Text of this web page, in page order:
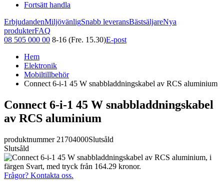
Fortsätt handla
ErbjudandenMiljövänligSnabb leveransBästsäljareNya
produkterFAQ
08 505 000 00 8-16 (Fre. 15.30)E-post
Hem
Elektronik
Mobiltillbehör
Connect 6-i-1 45 W snabbladdningskabel av RCS aluminium
Connect 6-i-1 45 W snabbladdningskabel
av RCS aluminium
produktnummer 21704000Slutsåld
Slutsåld
Frågor? Kontakta oss.